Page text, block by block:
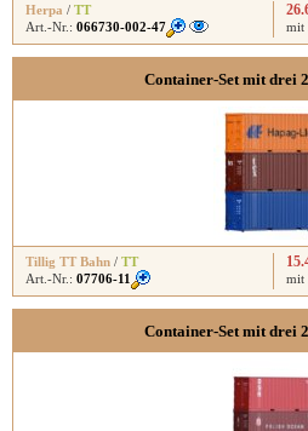
Herpa / TT
Art.-Nr.: 066730-002-47 mit
Container-Set mit drei
Tillig TT Bahn / TT
Art.-Nr.: 07706-11 mit
Container-Set mit drei